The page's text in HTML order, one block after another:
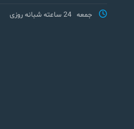
جمعه 24 ساعته شبانه روزی